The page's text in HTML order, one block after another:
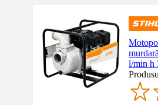
l/min h